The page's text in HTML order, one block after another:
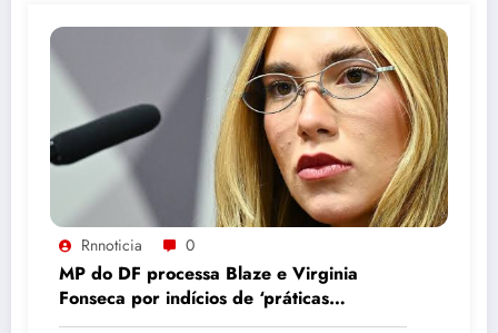
Rnnoticia 0
MP do DF processa Blaze e Virginia
Fonseca por indícios de ‘práticas
abusivas’ na divulgação de bets